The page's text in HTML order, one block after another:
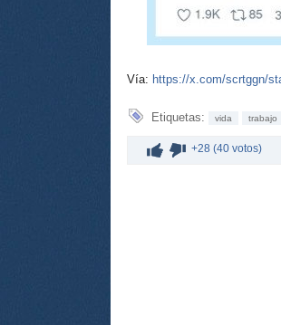
Vía: https://x.com/scrtggn/
Etiquetas: vida trabajo
+28 (40 votos)